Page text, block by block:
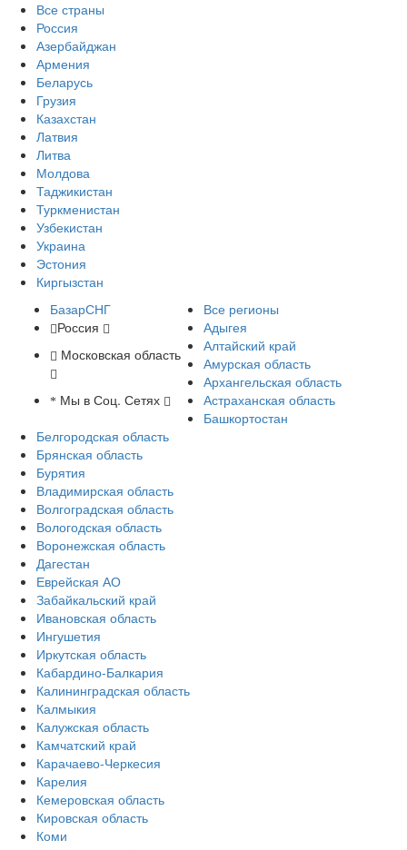
Все страны
Россия
Азербайджан
Армения
Беларусь
Грузия
Казахстан
Латвия
Литва
Молдова
Таджикистан
Туркменистан
Узбекистан
Украина
Эстония
Киргызстан
БазарСНГ
Россия
Московская область
Мы в Соц. Сетях
Все регионы
Адыгея
Алтайский край
Амурская область
Архангельская область
Астраханская область
Башкортостан
Белгородская область
Брянская область
Бурятия
Владимирская область
Волгоградская область
Вологодская область
Воронежская область
Дагестан
Еврейская АО
Забайкальский край
Ивановская область
Ингушетия
Иркутская область
Кабардино-Балкария
Калининградская область
Калмыкия
Калужская область
Камчатский край
Карачаево-Черкесия
Карелия
Кемеровская область
Кировская область
Коми